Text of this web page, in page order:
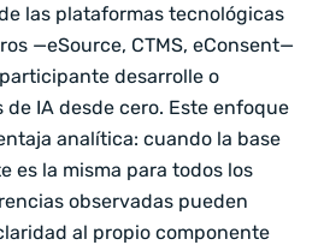
las plataformas tecnológicas
—eSource, CTMS, eConsent—
desarrolle o
IA desde cero. Este enfoque
analítica: cuando la base
es la misma para todos los
observadas pueden
al propio componente